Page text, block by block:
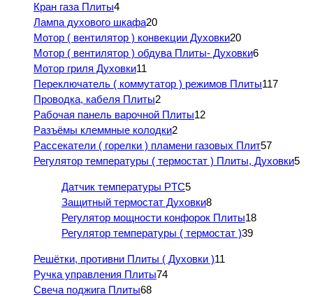
Кран газа Плиты4
Лампа духового шкафа20
Мотор ( вентилятор ) конвекции Духовки20
Мотор ( вентилятор ) обдува Плиты- Духовки6
Мотор гриля Духовки11
Переключатель ( коммутатор ) режимов Плиты117
Проводка, кабеля Плиты2
Рабочая панель варочной Плиты12
Разъёмы клеммные колодки2
Рассекатели ( горелки ) пламени газовых Плит57
Регулятор температуры ( термостат ) Плиты, Духовки5
Датчик температуры PTC5
Защитный термостат Духовки8
Регулятор мощности конфорок Плиты18
Регулятор температуры ( термостат )39
Решётки, противни Плиты ( Духовки )11
Ручка управления Плиты74
Свеча поджига Плиты68